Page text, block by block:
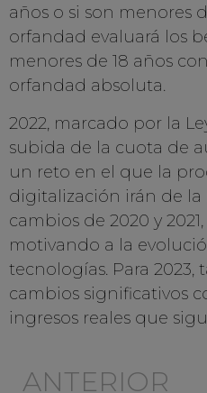
años o si son menores
orfandad evaluará los
menores de 18 años
orfandad absoluta.
2022, marcado por la
subida de la cuota de
un reto en el que la
digitalización irán de la
cambios de 2020 y
motivando a la
tecnologías. Para 2023,
cambios significativos
ingresos reales que
ANTERIOR